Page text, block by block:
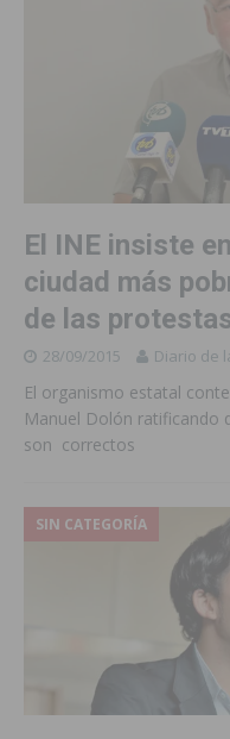
El INE insiste
ciudad más
de las
28/09/2015 Diario de
El organismo estatal
Manuel Dolón ratificando
son correctos
SIN CATEGORÍA